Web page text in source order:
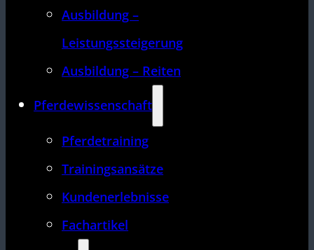
Ausbildung –
Leistungssteigerung
Ausbildung – Reiten
Pferdewissenschaft
Pferdetraining
Trainingsansätze
Kundenerlebnisse
Fachartikel